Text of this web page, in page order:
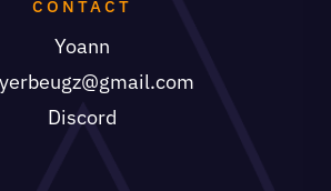
CONTACT
Yoann
Discord